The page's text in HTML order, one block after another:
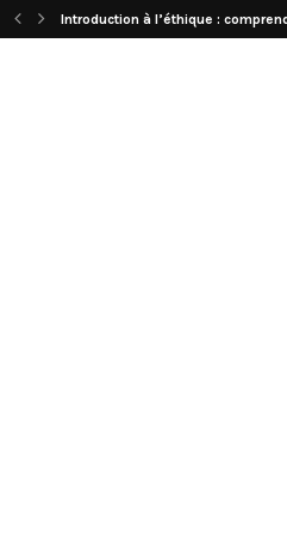
Introduction à l’éthique :